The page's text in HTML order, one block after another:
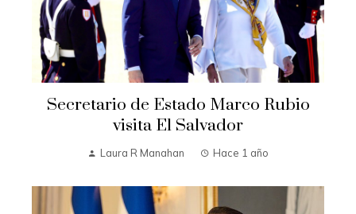
Secretario de Estado Marco Rubio
visita El Salvador
Laura R Manahan Hace 1 año